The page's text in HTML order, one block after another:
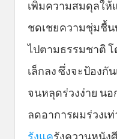
เพิ่มความสมดุลให้
ชดเชยความชุ่มชื้
ไปตามธรรมชาติ
เล็กลง ซึ่งจะป้องกั
จนหลุดร่วงง่าย น
ลดอาการผมร่วงเ
รังแครังควานหนัง